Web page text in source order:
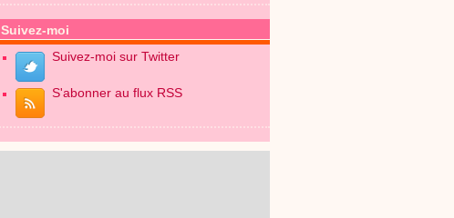
Suivez-moi
Suivez-moi sur Twitter
S'abonner au flux RSS